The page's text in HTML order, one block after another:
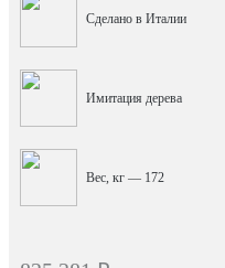
Сделано в Италии
Имитация дерева
Вес, кг — 172